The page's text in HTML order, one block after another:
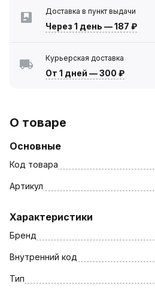
Доставка в пункт выдачи
Через 1 день —187 ₽
Курьерская доставка
От 1 дней —300 ₽
О товаре
Основные
Код товара
Артикул
Характеристики
Бренд
Внутренний код
Тип